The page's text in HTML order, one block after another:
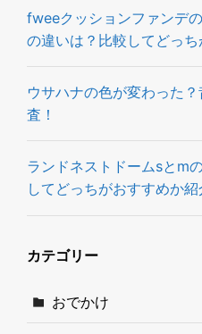
fweeクッションファンデ
の違いは？比較してどっち
ウサハナの色が変わった
査！
ランドネストドームsとm
してどっちがおすすめか紹
カテゴリー
おでかけ